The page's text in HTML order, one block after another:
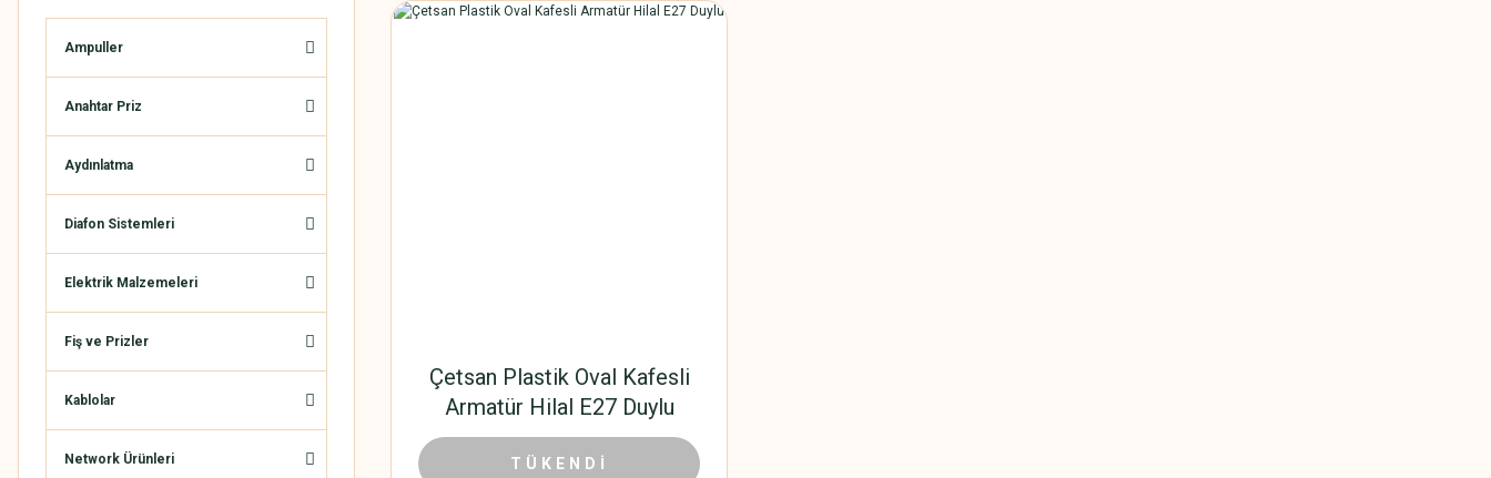
Ampuller
Anahtar Priz
Aydınlatma
Diafon Sistemleri
Elektrik Malzemeleri
Fiş ve Prizler
Kablolar
Network Ürünleri
Çetsan Plastik Oval Kafesli
Armatür Hilal E27 Duylu
156,00 TL 96,72 TL
TÜKENDİ